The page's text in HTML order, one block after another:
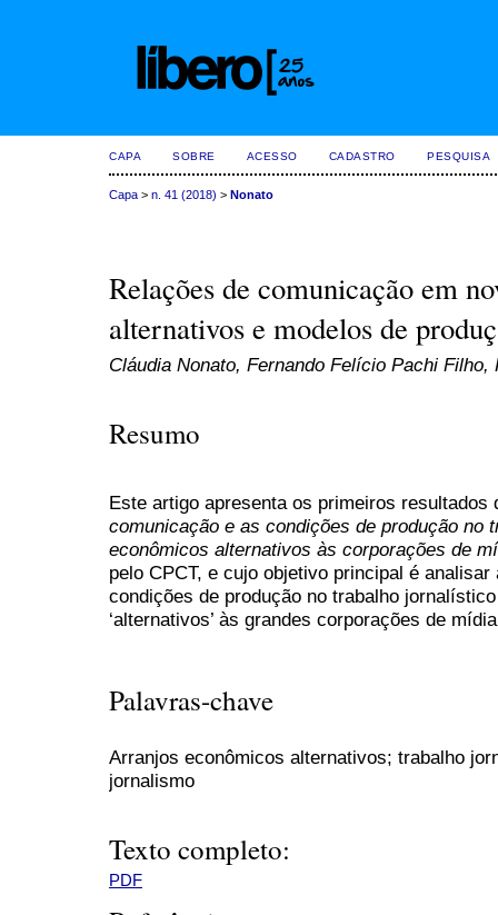
CAPA SOBRE ACESSO CADASTRO PESQUISA
Capa > n. 41 (2018) > Nonato
Relações de comunicação em
alternativos e modelos de
Cláudia Nonato, Fernando Felício Pachi Filho,
Resumo
Este artigo apresenta os primeiros resultados
comunicação e as condições de produção no
econômicos alternativos às corporações de
pelo CPCT, e cujo objetivo principal é
condições de produção no trabalho
‘alternativos’ às grandes corporações de
Palavras-chave
Arranjos econômicos alternativos; trabalho
jornalismo
Texto completo:
PDF